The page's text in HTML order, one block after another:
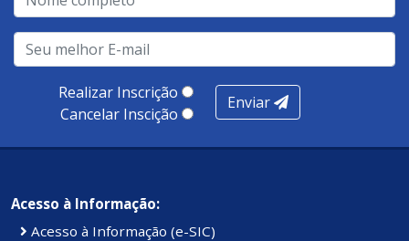
Realizar Inscrição
Cancelar Inscição
Enviar
Acesso à Informação:
Acesso à Informação (e-SIC)